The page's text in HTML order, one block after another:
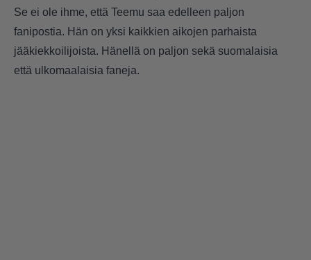
Se ei ole ihme, että Teemu saa edelleen paljon
fanipostia. Hän on yksi kaikkien aikojen parhaista
jääkiekkoilijoista. Hänellä on paljon sekä suomalaisia
että ulkomaalaisia faneja.